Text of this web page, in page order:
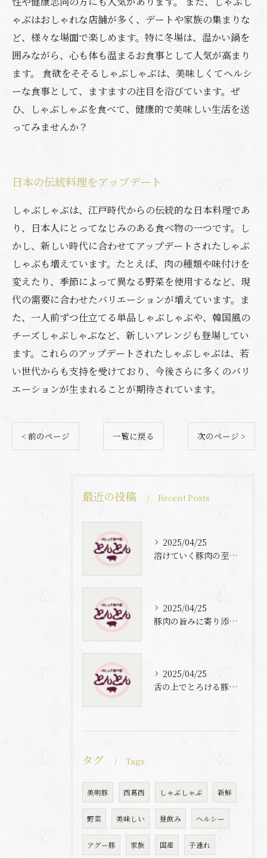
ゃぶはおしゃれな店舗が多く、デートや家族の集まりな
ど、様々な場面で楽しめます。特に冬場は、温かい鍋を
囲みながら、心も体も温まるお食事として人気が高まり
ます。 食欲をそそるしゃぶしゃぶは、美味しくてヘルシ
ーな食事として、ますますの注目を浴びています。ぜ
ひ、しゃぶしゃぶを食べて、健康的で美味しい生活を送
ってみませんか？
日本の伝統料理をアップデート
しゃぶしゃぶは、江戸時代からの伝統的な日本料理であ
り、日本人にとってなじみのある食べ物の一つです。し
かし、新しい時代に合わせてアップデートされたしゃぶ
しゃぶも増えています。たとえば、肉の種類や味付けを
変えたり、季節によって異なる野菜を使用するなど、現
代の需要に合わせたバリエーションが増えています。ま
た、一人前ずつ仕立てる単品しゃぶしゃぶや、韓国風の
チーズしゃぶしゃぶなど、新しいアレンジも登場してい
ます。これらのアップデートされたしゃぶしゃぶは、若
い世代からも支持を受けており、今後さらに多くのバリ
エーションが生まれることが期待されています。
< 前のページ 一覧に戻る 次のページ >
最近の投稿 Recent Posts
2025/04/25
溶けていく豚肉の至福体験
2025/04/25
豚肉の旨みに寄り添う自家製梅出汁の魅力
2025/04/25
舌の上でとろける豚肉と自家製梅出汁の魅力
タグ Tags
美明豚 西葛西 しゃぶしゃぶ 新鮮
野菜 美味しい 昼飲み ヘルシー
アグー豚 家族 国産 子連れ